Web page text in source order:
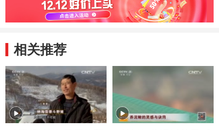
相关推荐